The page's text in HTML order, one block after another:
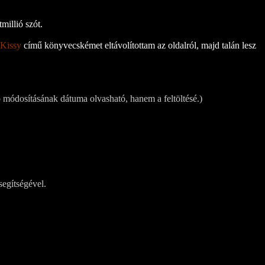
szót.
című könyvecskémet eltávolítottam az oldalról, majd talán lesz
dátuma olvasható, hanem a feltöltésé.)